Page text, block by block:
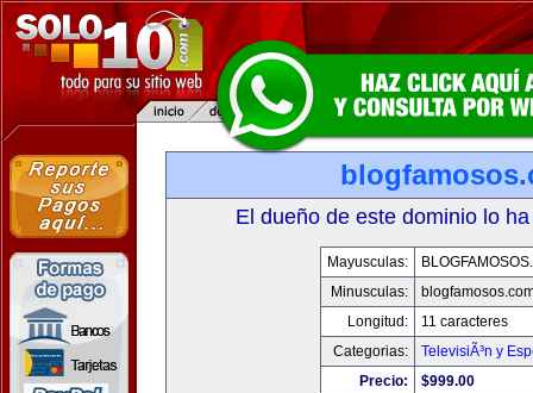
El dueño de este dominio lo
Mayusculas:
Minusculas:
Longitud:
11 caracteres
Categorias:
TelevisiÃ³n y
Precio:
$999.00